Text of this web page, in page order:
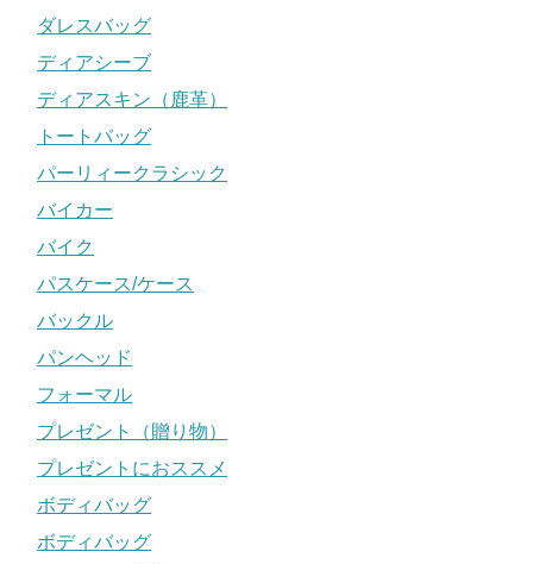
ダレスバッグ
ディアシーブ
ディアスキン（鹿革）
トートバッグ
パーリィークラシック
バイカー
バイク
パスケース/ケース
バックル
パンヘッド
フォーマル
プレゼント（贈り物）
プレゼントにおススメ
ボディバッグ
ボディバッグ